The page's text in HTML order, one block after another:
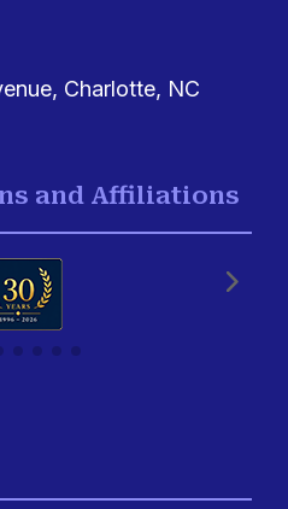
Charlotte, NC
and Affiliations